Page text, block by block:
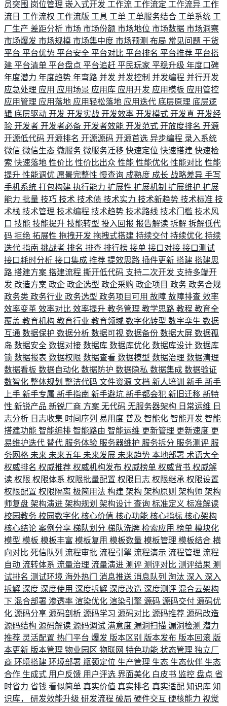
员突围 岗位管理 嵌入式开发 工作流 工作流定 工作流异 工作
流日 工作流权 工作流版 工具 工单 工单服务结合 工单系统 工
厂生产 差距分析 市场 市场份额 市场地位 市场数据 市场洞察
市场爆发 市场规模 市场集中度 市场预测 布局 常见问题 干货
平台 平台优势 平台安全 平台对比 平台排名 平台推荐 平台搭
建 平台清单 平台盘点 平台追赶 平民玩家 平稳升级 年度口碑
年度潜力 年度趋势 年弯路 并发 并发控制 并发编程 并行开发
应急处理 应用 应用场景 应用库 应用开发 应用模板 应用管控
应用管理 应用落地 应用轻松落地 应用迭代 底层原理 底层逻
辑 底层驱动 开发 开发实战 开发效率 开发模式 开发真 开发经
验 开发者 开发者必备 开发者效能 开发范式 开放度排名 开源
开源低代码 开源排名 开源源码 开源首选 异步编程 录入系统
微信 微信生态 微服务 微服务迁移 快速定位 快速搭建 快速检
索 快速落地 性价比 性价比出众 性能 性能优化 性能对比 性能
提升 性能调优 愿景完整性 慢查询 成熟度 成长 战略差异 手写
手机系统 打包构建 执行能力 扩展性 扩展机制 扩展维护 扩展
能力 批量 技巧 技术 技术债 技术实力 技术新趋势 技术标准 技
术栈 技术管理 技术编程 技术趋势 技术路线 技术门槛 技术风
口 技能 技能提升 技能转型 投入回报 报告解读 拆解 拆解低代
码 拒绝 拓展性 拖拽开发 拖拽式搭建 持续交付 持续优化 持续
迭代 指南 挑战者 排名 排查 排行榜 接单 接口对接 接口测试
接口耗时分析 接口集成 推荐 提效思路 插件更新 搭建 搭建思
路 搭建方案 搭建流程 撕开低代码 支持二次开发 支持多端开
发 改造方案 政企 政企选型 政企采购 政企项目 政务 政务合规
政务类 政务行业 政务选型 政务项目可用 故障 故障排查 效率
效率变革 效率对比 效率提升 教务管理 教学思路 教程 教育全
覆盖 教育机构 教育行业 教育领域 数字化转型 数字孪生 数据
互通 数据保护 数据分析 数据可视 数据备份 数据大屏 数据孤
岛 数据安全 数据对接 数据库 数据库优化 数据库设计 数据库
锁 数据报表 数据权限 数据查看 数据模型 数据治理 数据清理
数据看板 数据自动化 数据防护 数据隐私 数据集成 数据验证
数智化 整体规划 整洁代码 文件资源 文档 新人培训 新手 新手
上手 新手专属 新手指南 新手避坑 新手都会犯 新旧迁移 新特
性 新锐产品 新锐厂商 方案 无代码 无服务器架构 日常运维 日
志分析 日志收集 时间序列 易用度 普及 智能化 智能开发 智能
搭建功能 智能编排 智能路由 智能运维 更新管理 更新速度 更
易维护迭代 替代 服务体验 服务器维护 服务拆分 服务测评 服
务网格 未来 未来五年 未来发展 未来趋势 本地部署 术语大全
权威排名 权威推荐 权威机构发布 权威榜单 权威背书 权威解
读 权限 权限体系 权限批量配置 权限日志 权限继承 权限设置
权限配置 权限隔离 极简用法 构建 架构 架构原则 架构师 架构
师复盘 架构演进 架构规划 架构设计 查询 标准定义 标准解读
校园教务 校园数字化 核心价值 核心功能 核心指标 核心架构
核心结论 案例分享 梯队划分 梯队洗牌 检索应用 榜单 模块化
模型 模板 模板丰富 模板复用 模板数量 模板管理 模板结合 横
向对比 死信队列 流程审批 流程引擎 流程演示 流程管理 流程
自动 流转体系 流量治理 流量演进 测评 测评对比 测评结果 测
试排名 测试环境 海外热门 消息推送 消息队列 淘汰 深入 深入
拆解 深度 深度使用 深度拆解 深度改造 深度测评 混合云架构
下 混合部署 渗透率 渲染优化 渲染引擎 源码 源码交付 源码优
化 源码分享 源码剖析 源码学习 源码对比 源码推荐 源码改造
源码结构 源码解读 源码调试 满意度 漏洞扫描 漏洞检测 潜力
推荐 灵活配置 热门平台 爆发 版本区别 版本发布 版本回滚 版
本更新 版本管理 物业园区 物联网 特色功能 状态管理 独立厂
商 环境搭建 环境部署 瓶颈定位 生产管理 生态 生态伙伴 生态
合作 生成式 用户反馈 用户评选 界面美化 白皮书 监控 盘点 省
时省力 省钱 看似简单 真实价值 真实排名 真实适配 知识库 知
识库， 研发效能升级 研发流程 破局 硬件交互 硬核能力 视觉